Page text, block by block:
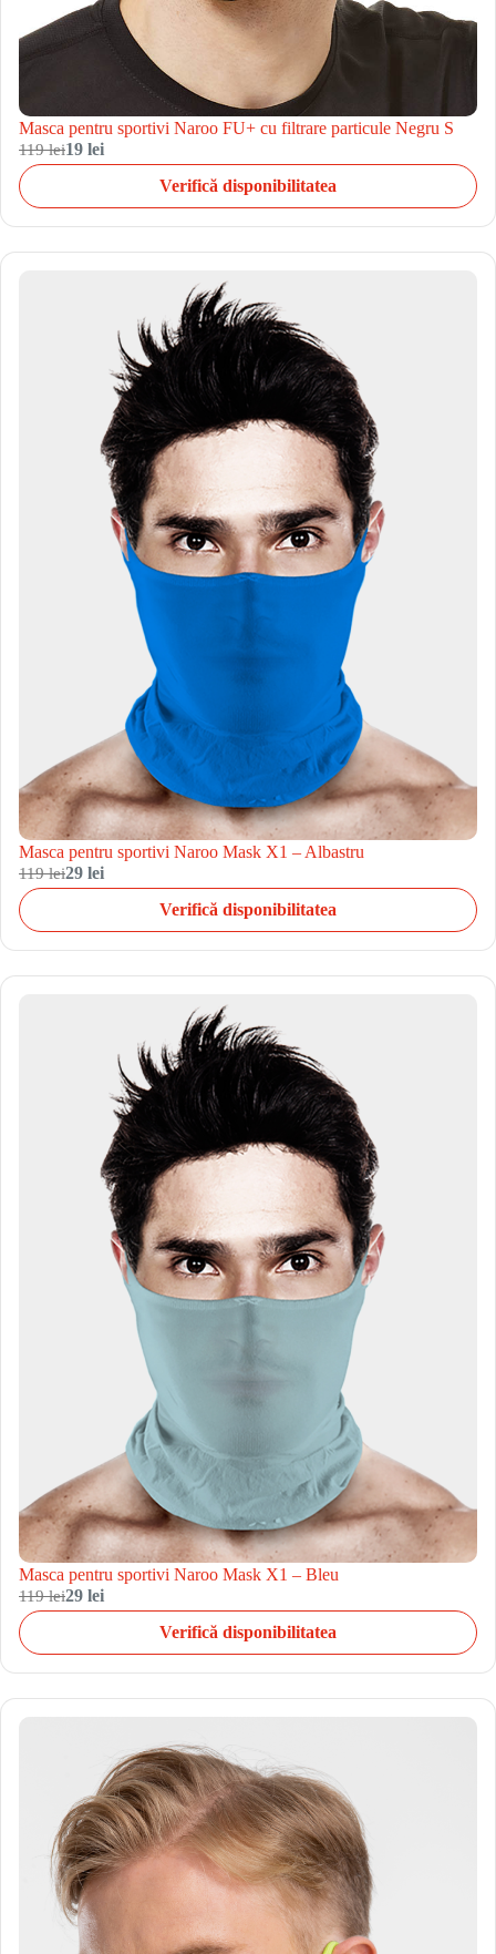
Masca pentru sportivi Naroo FU+ cu filtrare particule Negru S
119 lei19 lei
Verifică disponibilitatea
Masca pentru sportivi Naroo Mask X1 – Albastru
119 lei29 lei
Verifică disponibilitatea
Masca pentru sportivi Naroo Mask X1 – Bleu
119 lei29 lei
Verifică disponibilitatea